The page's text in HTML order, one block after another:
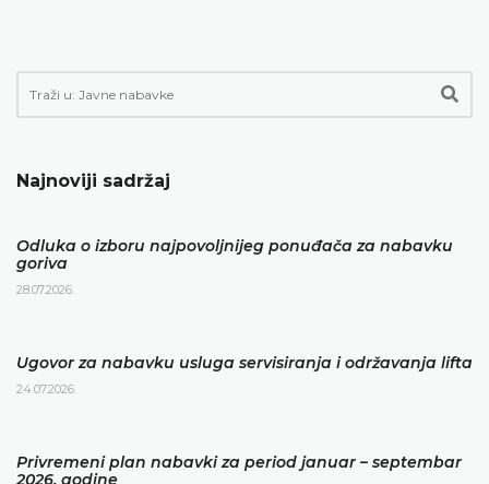
Najnoviji sadržaj
Odluka o izboru najpovoljnijeg ponuđača za nabavku
goriva
28.07.2026.
Ugovor za nabavku usluga servisiranja i održavanja lifta
24.07.2026.
Privremeni plan nabavki za period januar – septembar
2026. godine